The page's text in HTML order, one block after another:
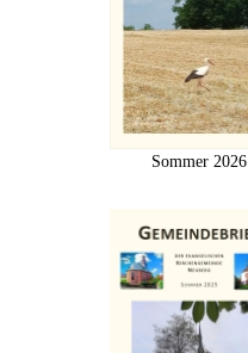
Sommer 2026